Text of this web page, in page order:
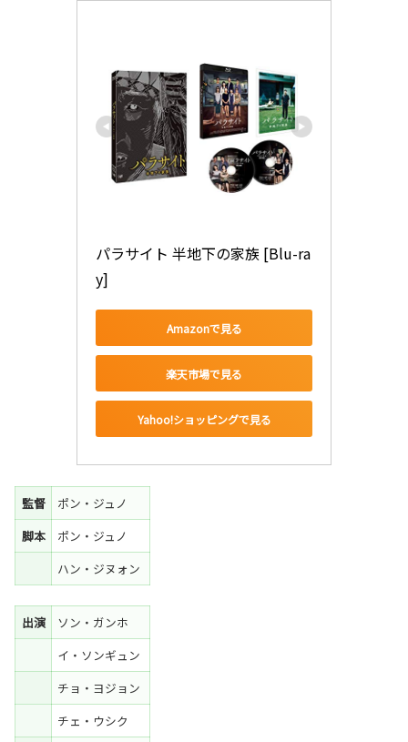
パラサイト 半地下の家族 [Blu-ra
y]
Amazonで見る
楽天市場で見る
Yahoo!ショッピングで見る
監督
ポン・ジュノ
脚本
ポン・ジュノ
ハン・ジヌォン
出演
ソン・ガンホ
イ・ソンギュン
チョ・ヨジョン
チェ・ウシク